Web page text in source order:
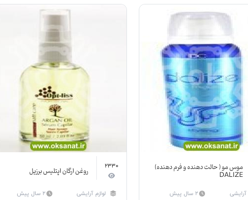
موس مو ( حالت دهنده و فرم دهنده)
DALIZE
آرایشی 2 سال پیش
2330 روغن ارگان اپتلیس برزیل
لوازم آرایشی 2 سال پیش